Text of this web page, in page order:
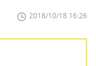
2018/10/18 16:26